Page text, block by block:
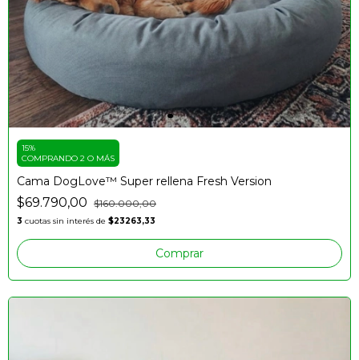
15%
COMPRANDO 2 O MÁS
Cama DogLove™️ Super rellena Fresh Version
$69.790,00 $160.000,00
3 cuotas sin interés de $23263,33
Comprar